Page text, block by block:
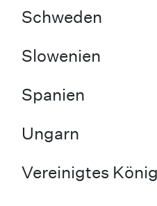
Schweden
Slowenien
Spanien
Ungarn
Vereinigtes